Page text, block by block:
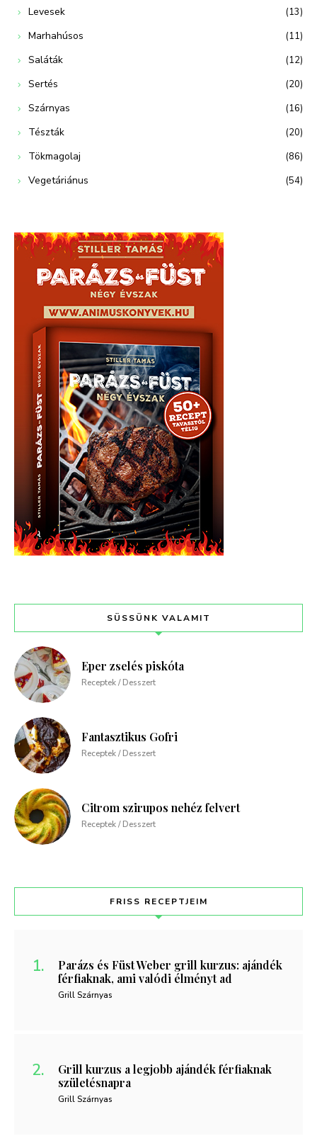
Levesek (13)
Marhahúsos (11)
Saláták (12)
Sertés (20)
Szárnyas (16)
Tészták (20)
Tökmagolaj (86)
Vegetáriánus (54)
SÜSSÜNK VALAMIT
Eper zselés piskóta
Receptek / Desszert
Fantasztikus Gofri
Receptek / Desszert
Citrom szirupos nehéz felvert
Receptek / Desszert
FRISS RECEPTJEIM
Parázs és Füst Weber grill kurzus: ajándék
férfiaknak, ami valódi élményt ad
Grill Szárnyas
Grill kurzus a legjobb ajándék férfiaknak
születésnapra
Grill Szárnyas